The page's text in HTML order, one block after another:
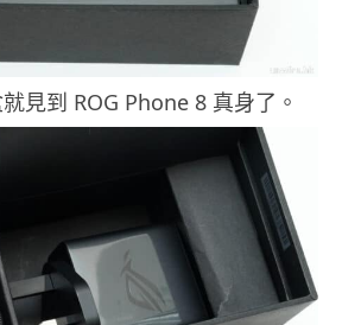
見到 ROG Phone 8 真身了。